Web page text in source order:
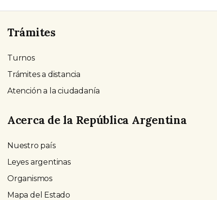
Trámites
Turnos
Trámites a distancia
Atención a la ciudadanía
Acerca de la República Argentina
Nuestro país
Leyes argentinas
Organismos
Mapa del Estado